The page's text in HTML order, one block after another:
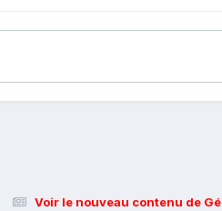
Voir le nouveau contenu de